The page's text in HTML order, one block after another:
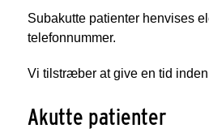
Subakutte patienter henvises
telefonnummer.
Vi tilstræber at give en tid inden
Akutte patienter